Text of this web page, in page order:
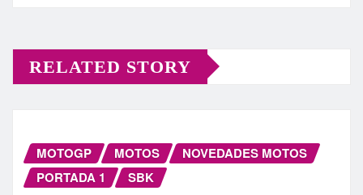
RELATED STORY
MOTOGP MOTOS
NOVEDADES MOTOS
PORTADA 1
SBK